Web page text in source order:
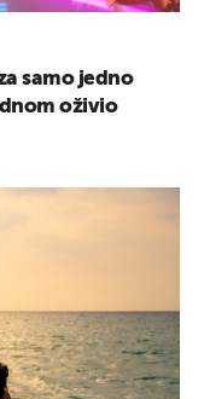
samo jedno
oživio